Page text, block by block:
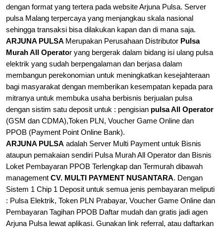
dengan format yang tertera pada website Arjuna Pulsa. Server
pulsa Malang terpercaya yang menjangkau skala nasional
sehingga transaksi bisa dilakukan kapan dan di mana saja.
ARJUNA PULSA Merupakan Perusahaan Distributor Pulsa
Murah All Operator yang bergerak dalam bidang isi ulang pulsa
elektrik yang sudah berpengalaman dan berjasa dalam
membangun perekonomian untuk meningkatkan kesejahteraan
bagi masyarakat dengan memberikan kesempatan kepada para
mitranya untuk membuka usaha berbisnis berjualan pulsa
dengan sistim satu deposit untuk : pengisian pulsa All Operator
(GSM dan CDMA),Token PLN, Voucher Game Online dan
PPOB (Payment Point Online Bank).
ARJUNA PULSA adalah Server Multi Payment untuk Bisnis
ataupun pemakaian sendiri Pulsa Murah All Operator dan Bisnis
Loket Pembayaran PPOB Terlengkap dan Termurah dibawah
management CV. MULTI PAYMENT NUSANTARA. Dengan
Sistem 1 Chip 1 Deposit untuk semua jenis pembayaran meliputi
: Pulsa Elektrik, Token PLN Prabayar, Voucher Game Online dan
Pembayaran Tagihan PPOB Daftar mudah dan gratis jadi agen
Arjuna Pulsa lewat aplikasi. Gunakan link referral, atau daftarkan